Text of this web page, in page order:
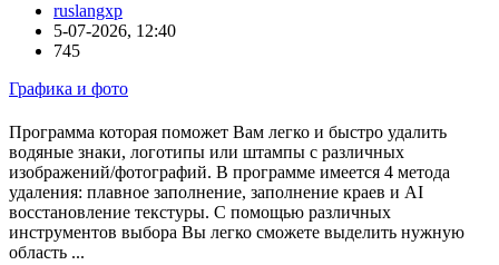
ruslangxp
5-07-2026, 12:40
745
Графика и фото
Программа которая поможет Вам легко и быстро удалить
водяные знаки, логотипы или штампы с различных
изображений/фотографий. В программе имеется 4 метода
удаления: плавное заполнение, заполнение краев и AI
восстановление текстуры. С помощью различных
инструментов выбора Вы легко сможете выделить нужную
область ...